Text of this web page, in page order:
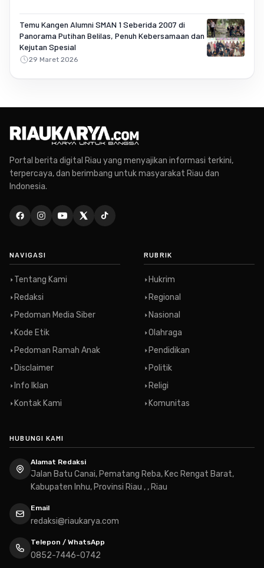
Temu Kangen Alumni SMAN 1 Seberida 2007 di
Panorama Putihan Belilas, Penuh Kebersamaan dan
Kejutan Spesial
29 Maret 2026
Portal berita digital Riau yang menyajikan informasi terkini,
terpercaya, dan berimbang untuk masyarakat Riau dan
Indonesia.
NAVIGASI
Tentang Kami
Redaksi
Pedoman Media Siber
Kode Etik
Pedoman Ramah Anak
Disclaimer
Info Iklan
Kontak Kami
RUBRIK
Hukrim
Regional
Nasional
Olahraga
Pendidikan
Politik
Religi
Komunitas
HUBUNGI KAMI
Alamat Redaksi
Jalan Batu Canai, Pematang Reba, Kec Rengat Barat,
Kabupaten Inhu, Provinsi Riau , , Riau
Email
redaksi@riaukarya.com
Telepon / WhatsApp
0852-7446-0742